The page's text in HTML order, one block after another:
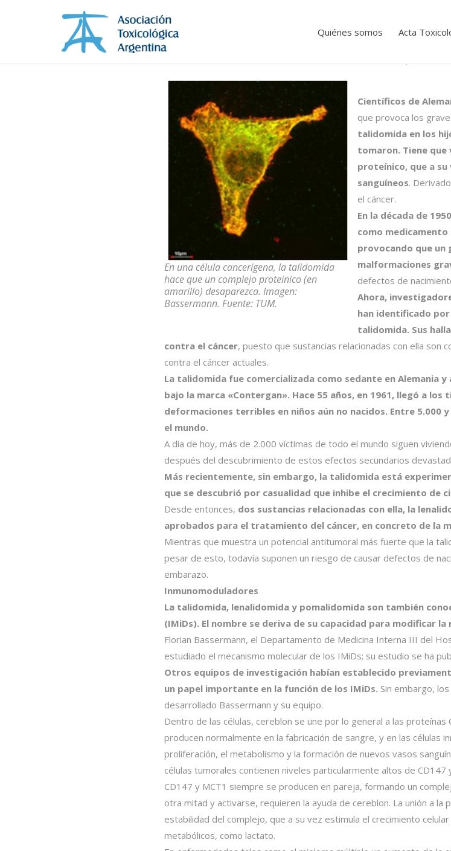
Quiénes somos Acta
En una célula cancerígena, la talidomida
hace que un complejo proteínico (en
amarillo) desaparezca. Imagen:
Bassermann. Fuente: TUM.
Científicos de
que provoca los
talidomida en los
tomaron. Tiene que
proteínico, que a
sanguíneos.
el cáncer.
En la década de
como medicamento
provocando que un
malformaciones
defectos de
Ahora,
han identificado
talidomida. Sus
contra el cáncer, puesto que sustancias relacionadas con ella son
contra el cáncer actuales.
La talidomida fue comercializada como sedante en Alemania
bajo la marca «Contergan». Hace 55 años, en 1961, llegó a
deformaciones terribles en niños aún no nacidos. Entre 5.000
el mundo.
A día de hoy, más de 2.000 víctimas de todo el mundo siguen
después del descubrimiento de estos efectos secundarios
Más recientemente, sin embargo, la talidomida está
que se descubrió por casualidad que inhibe el crecimiento de
Desde entonces, dos sustancias relacionadas con ella, la
aprobados para el tratamiento del cáncer, en concreto de la
Mientras que muestra un potencial antitumoral más fuerte que la
pesar de esto, todavía suponen un riesgo de causar defectos de
embarazo.
Inmunomoduladores
La talidomida, lenalidomida y pomalidomida son también
(IMiDs). El nombre se deriva de su capacidad para modificar
Florian Bassermann, el Departamento de Medicina Interna III del
estudiado el mecanismo molecular de los IMiDs; su estudio se ha
Otros equipos de investigación habían establecido
un papel importante en la función de los IMiDs. Sin embargo,
desarrollado Bassermann y su equipo.
Dentro de las células, cereblon se une por lo general a las
producen normalmente en la fabricación de sangre, y en las células
proliferación, el metabolismo y la formación de nuevos vasos
células tumorales contienen niveles particularmente altos de CD147
CD147 y MCT1 siempre se producen en pareja, formando un
otra mitad y activarse, requieren la ayuda de cereblon. La unión a
estabilidad del complejo, que a su vez estimula el crecimiento
metabólicos, como lactato.